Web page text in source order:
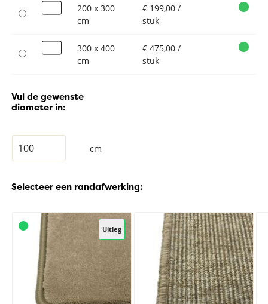
200 x 300
cm
€ 199,00 /
stuk
300 x 400
cm
€ 475,00 /
stuk
Vul de gewenste
diameter in:
cm
Selecteer een randafwerking:
Uitleg